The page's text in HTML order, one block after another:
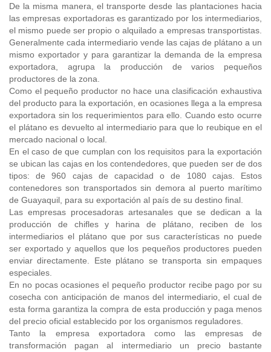
De la misma manera, el transporte desde las plantaciones hacia
las empresas exportadoras es garantizado por los intermediarios,
el mismo puede ser propio o alquilado a empresas transportistas.
Generalmente cada intermediario vende las cajas de plátano a un
mismo exportador y para garantizar la demanda de la empresa
exportadora, agrupa la producción de varios pequeños
productores de la zona.
Como el pequeño productor no hace una clasificación exhaustiva
del producto para la exportación, en ocasiones llega a la empresa
exportadora sin los requerimientos para ello. Cuando esto ocurre
el plátano es devuelto al intermediario para que lo reubique en el
mercado nacional o local.
En el caso de que cumplan con los requisitos para la exportación
se ubican las cajas en los contendedores, que pueden ser de dos
tipos: de 960 cajas de capacidad o de 1080 cajas. Estos
contenedores son transportados sin demora al puerto marítimo
de Guayaquil, para su exportación al país de su destino final.
Las empresas procesadoras artesanales que se dedican a la
producción de chifles y harina de plátano, reciben de los
intermediarios el plátano que por sus características no puede
ser exportado y aquellos que los pequeños productores pueden
enviar directamente. Este plátano se transporta sin empaques
especiales.
En no pocas ocasiones el pequeño productor recibe pago por su
cosecha con anticipación de manos del intermediario, el cual de
esta forma garantiza la compra de esta producción y paga menos
del precio oficial establecido por los organismos reguladores.
Tanto la empresa exportadora como las empresas de
transformación pagan al intermediario un precio bastante